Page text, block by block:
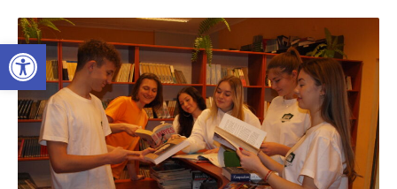
Otwórz pasek narzędzi